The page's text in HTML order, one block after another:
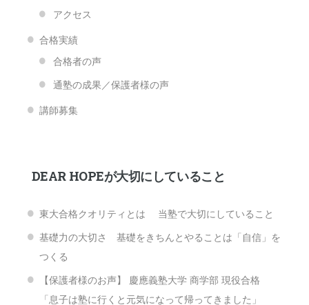
アクセス
合格実績
合格者の声
通塾の成果／保護者様の声
講師募集
DEAR HOPEが大切にしていること
東大合格クオリティとは 当塾で大切にしていること
基礎力の大切さ 基礎をきちんとやることは「自信」を
つくる
【保護者様のお声】 慶應義塾大学 商学部 現役合格
「息子は塾に行くと元気になって帰ってきました」